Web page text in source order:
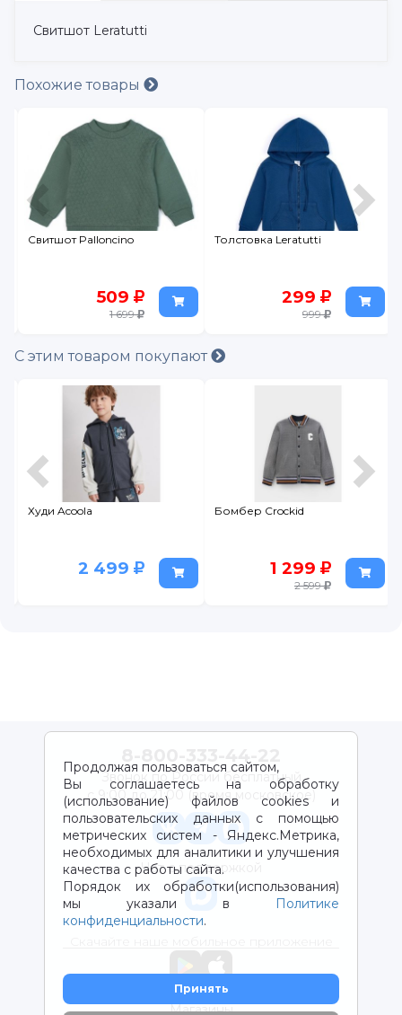
Свитшот Leratutti
Похожие товары
Свитшот Palloncino
509
1 699
Толстовка Leratutti
299
999
С этим товаром покупают
Худи Acoola
2 499
Бомбер Crockid
1 299
2 599
Продолжая пользоваться сайтом,
Вы соглашаетесь на обработку
(использование) файлов cookies и
пользовательских данных с помощью
метрических систем - Яндекс.Метрика,
необходимых для аналитики и улучшения
качества с работы сайта.
Порядок их обработки(использования)
мы указали в
Политике
конфиденциальности.
Принять
Звонок по России бесплатный
с 9:00 до 21:00 (время московское)
Чат с поддержкой
Магазины